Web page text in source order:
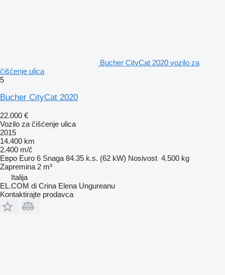
Bucher CityCat 2020 vozilo za
čišćenje ulica
5
Bucher CityCat 2020
22.000 €
Vozilo za čišćenje ulica
2015
14.400 km
2.400 m/č
Евро Euro 6 Snaga 84.35 k.s. (62 kW) Nosivost 4.500 kg
Zapremina 2 m³
Italija
EL.COM di Crina Elena Ungureanu
Kontaktirajte prodavca